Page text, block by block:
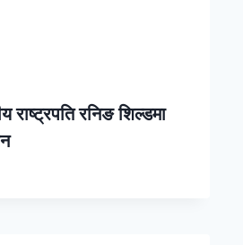
राष्ट्रपति रनिङ शिल्डमा